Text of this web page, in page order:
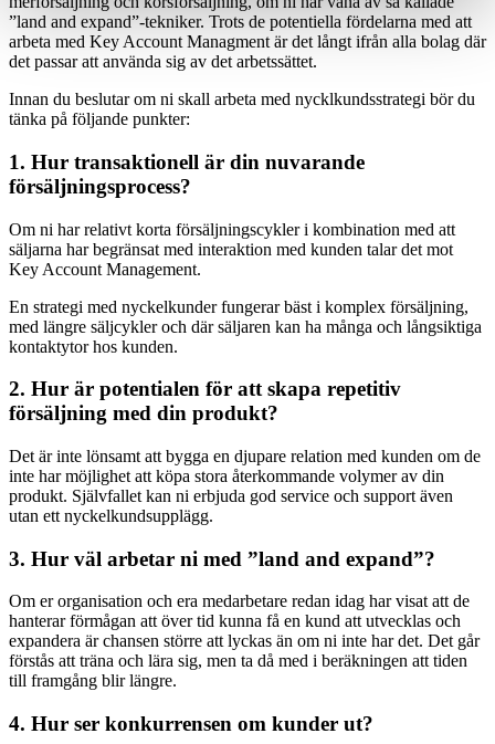
”land and expand”-tekniker. Trots de potentiella fördelarna med att
arbeta med Key Account Managment är det långt ifrån alla bolag där
det passar att använda sig av det arbetssättet.
Innan du beslutar om ni skall arbeta med nycklkundsstrategi bör du
tänka på följande punkter:
1. Hur transaktionell är din nuvarande
försäljningsprocess?
Om ni har relativt korta försäljningscykler i kombination med att
säljarna har begränsat med interaktion med kunden talar det mot
Key Account Management.
En strategi med nyckelkunder fungerar bäst i komplex försäljning,
med längre säljcykler och där säljaren kan ha många och långsiktiga
kontaktytor hos kunden.
2. Hur är potentialen för att skapa repetitiv
försäljning med din produkt?
Det är inte lönsamt att bygga en djupare relation med kunden om de
inte har möjlighet att köpa stora återkommande volymer av din
produkt. Självfallet kan ni erbjuda god service och support även
utan ett nyckelkundsupplägg.
3. Hur väl arbetar ni med ”land and expand”?
Om er organisation och era medarbetare redan idag har visat att de
hanterar förmågan att över tid kunna få en kund att utvecklas och
expandera är chansen större att lyckas än om ni inte har det. Det går
förstås att träna och lära sig, men ta då med i beräkningen att tiden
till framgång blir längre.
4. Hur ser konkurrensen om kunder ut?